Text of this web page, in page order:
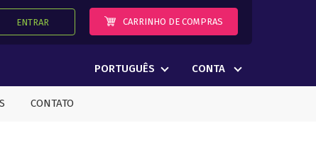
ENTRAR CARRINHO DE COMPRAS
PORTUGUÊS CONTA
CONTATO